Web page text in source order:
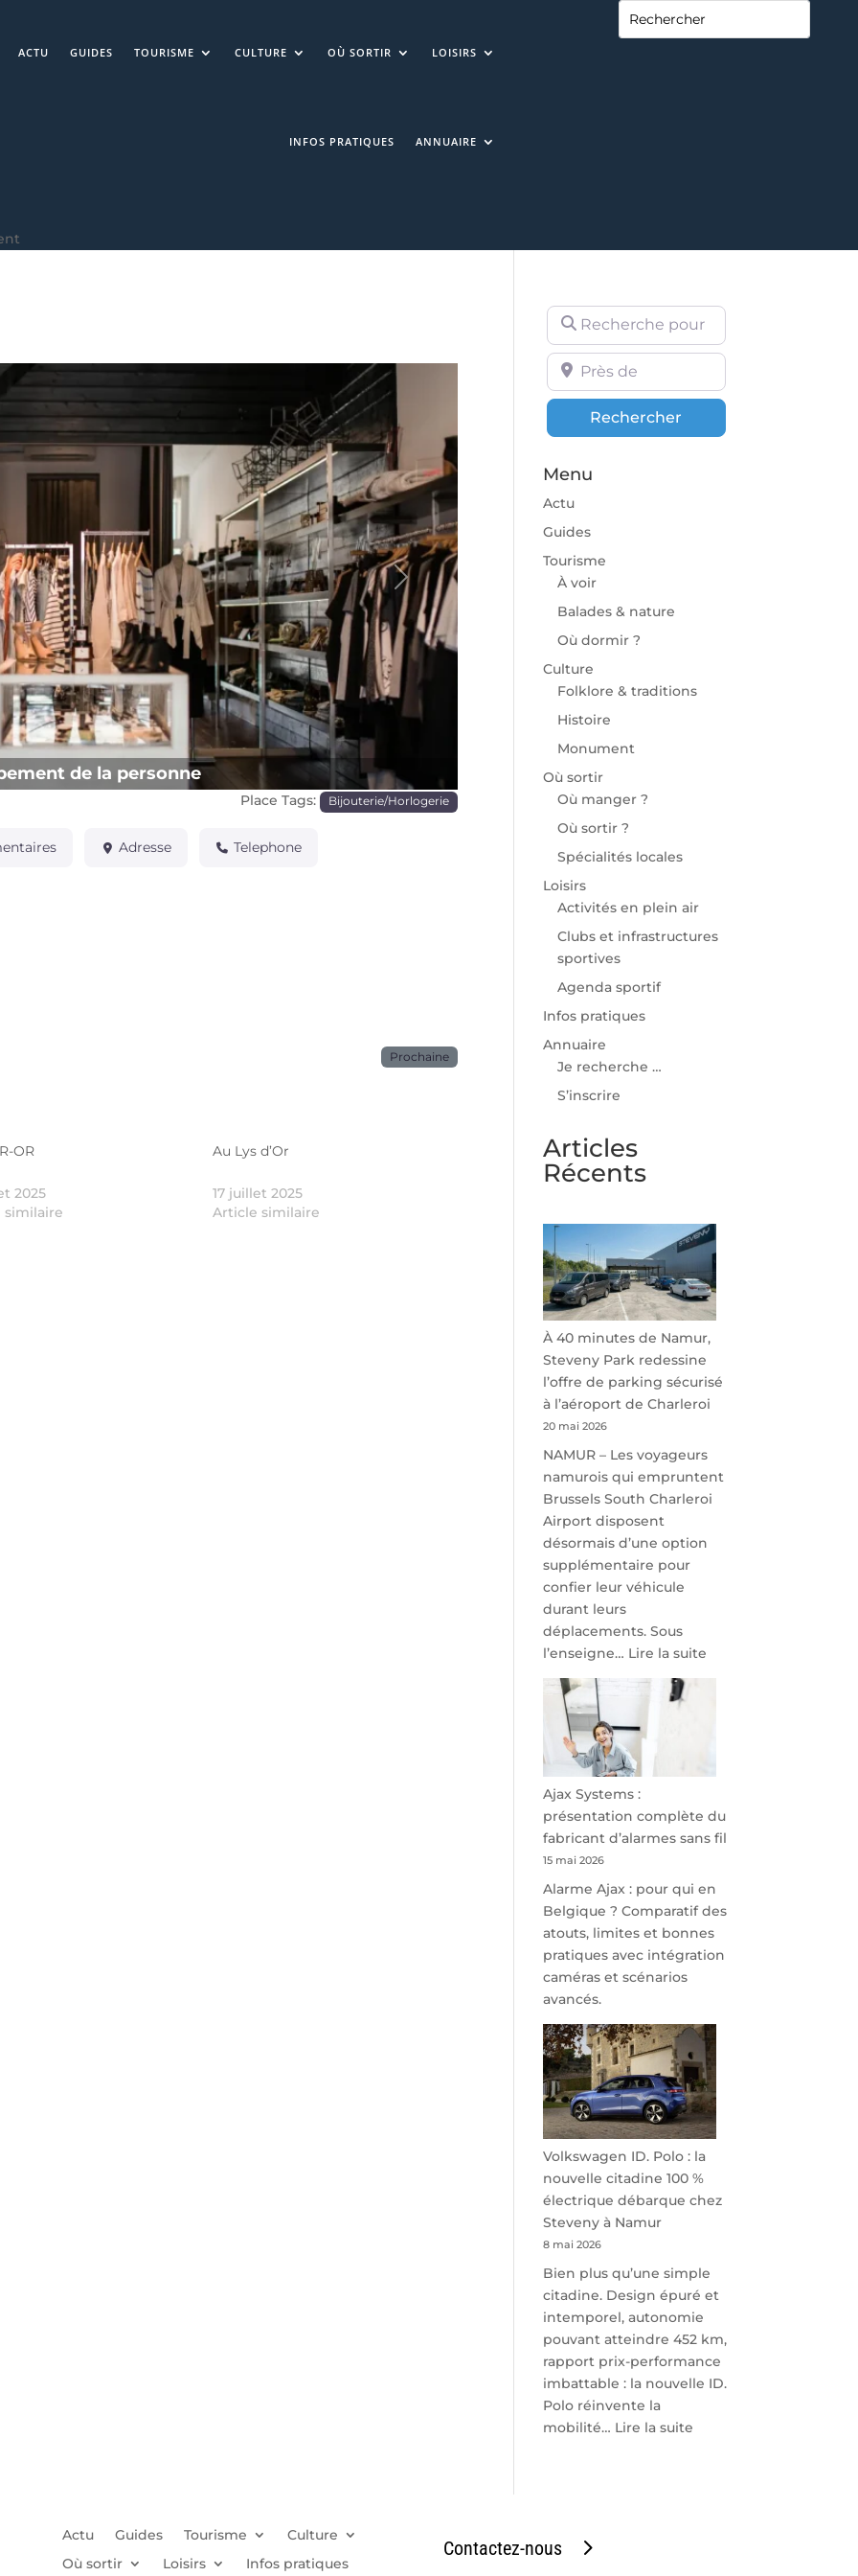
ACTU GUIDES TOURISME CULTURE OÙ SORTIR LOISIRS
INFOS PRATIQUES ANNUAIRE
de la personne
Prochaine
Place Tags: Bijouterie/Horlogerie
Adresse Telephone
Prochaine
OR
2025
similaire
Au Lys d’Or
17 juillet 2025
Article similaire
Recherche pour
Près de
Rechercher
Menu
Actu
Guides
Tourisme
À voir
Balades & nature
Où dormir ?
Culture
Folklore & traditions
Histoire
Monument
Où sortir
Où manger ?
Où sortir ?
Spécialités locales
Loisirs
Activités en plein air
Clubs et infrastructures
sportives
Agenda sportif
Infos pratiques
Annuaire
Je recherche …
S’inscrire
Articles
Récents
À 40 minutes de Namur,
Steveny Park redessine
l’offre de parking sécurisé
à l’aéroport de Charleroi
20 mai 2026
NAMUR – Les voyageurs
namurois qui empruntent
Brussels South Charleroi
Airport disposent
désormais d’une option
supplémentaire pour
confier leur véhicule
durant leurs
déplacements. Sous
l’enseigne… Lire la suite
Park
redessine
parking
sécurisé
à
l’aéroport
Ajax Systems :
présentation complète du
fabricant d’alarmes sans fil
15 mai 2026
Alarme Ajax : pour qui en
Belgique ? Comparatif des
atouts, limites et bonnes
pratiques avec intégration
caméras et scénarios
avancés.
Volkswagen ID. Polo : la
nouvelle citadine 100 %
électrique débarque chez
Steveny à Namur
8 mai 2026
Bien plus qu’une simple
citadine. Design épuré et
intemporel, autonomie
pouvant atteindre 452 km,
rapport prix-performance
imbattable : la nouvelle ID.
Polo réinvente la
mobilité… Lire la suite
Actu Guides Tourisme
Culture
Où sortir
Loisirs Infos pratiques
Contactez-nous